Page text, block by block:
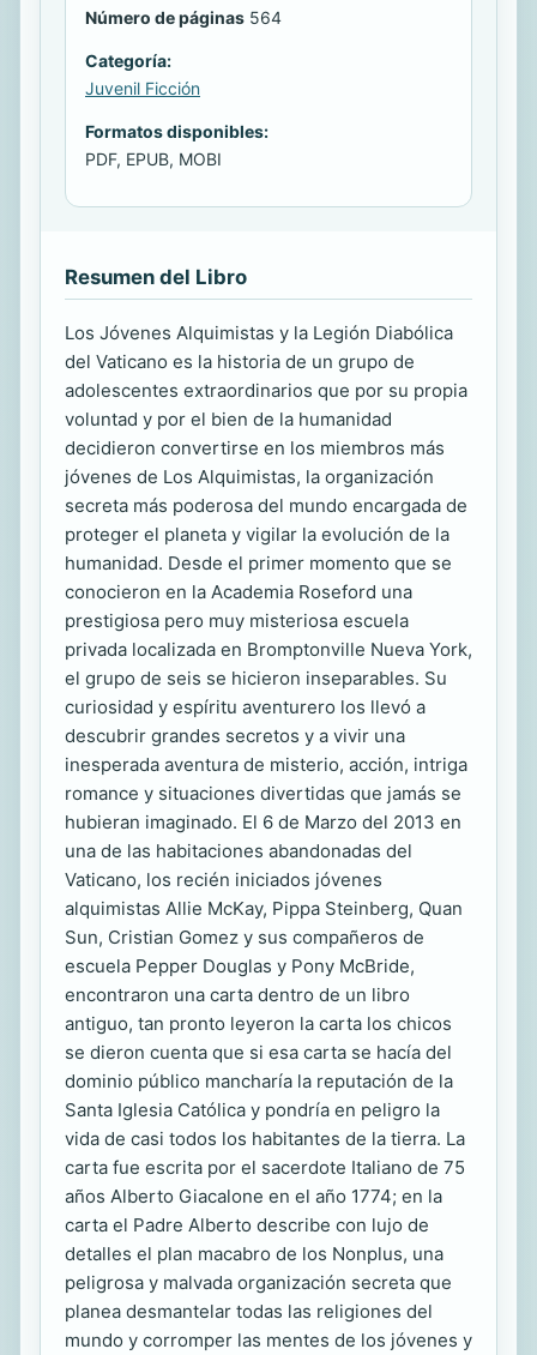
Número de páginas 564
Categoría:
Juvenil Ficción
Formatos disponibles:
PDF, EPUB, MOBI
Resumen del Libro
Los Jóvenes Alquimistas y la Legión Diabólica
del Vaticano es la historia de un grupo de
adolescentes extraordinarios que por su propia
voluntad y por el bien de la humanidad
decidieron convertirse en los miembros más
jóvenes de Los Alquimistas, la organización
secreta más poderosa del mundo encargada de
proteger el planeta y vigilar la evolución de la
humanidad. Desde el primer momento que se
conocieron en la Academia Roseford una
prestigiosa pero muy misteriosa escuela
privada localizada en Bromptonville Nueva York,
el grupo de seis se hicieron inseparables. Su
curiosidad y espíritu aventurero los llevó a
descubrir grandes secretos y a vivir una
inesperada aventura de misterio, acción, intriga
romance y situaciones divertidas que jamás se
hubieran imaginado. El 6 de Marzo del 2013 en
una de las habitaciones abandonadas del
Vaticano, los recién iniciados jóvenes
alquimistas Allie McKay, Pippa Steinberg, Quan
Sun, Cristian Gomez y sus compañeros de
escuela Pepper Douglas y Pony McBride,
encontraron una carta dentro de un libro
antiguo, tan pronto leyeron la carta los chicos
se dieron cuenta que si esa carta se hacía del
dominio público mancharía la reputación de la
Santa Iglesia Católica y pondría en peligro la
vida de casi todos los habitantes de la tierra. La
carta fue escrita por el sacerdote Italiano de 75
años Alberto Giacalone en el año 1774; en la
carta el Padre Alberto describe con lujo de
detalles el plan macabro de los Nonplus, una
peligrosa y malvada organización secreta que
planea desmantelar todas las religiones del
mundo y corromper las mentes de los jóvenes y